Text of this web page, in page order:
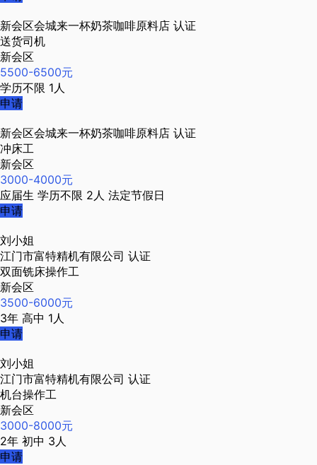
新会区会城来一杯奶茶咖啡原料店 认证
送货司机
新会区
5500-6500元
学历不限 1人
申请
新会区会城来一杯奶茶咖啡原料店 认证
冲床工
新会区
3000-4000元
应届生 学历不限 2人 法定节假日
申请
刘小姐
江门市富特精机有限公司 认证
双面铣床操作工
新会区
3500-6000元
3年 高中 1人
申请
刘小姐
江门市富特精机有限公司 认证
机台操作工
新会区
3000-8000元
2年 初中 3人
申请